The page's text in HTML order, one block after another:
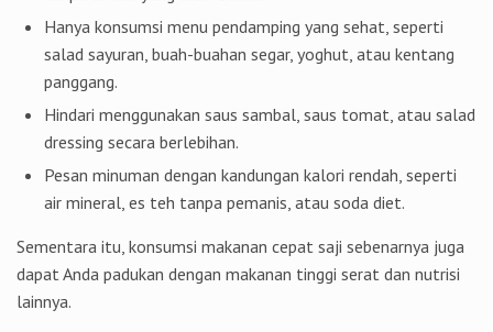
Hanya konsumsi menu pendamping yang sehat, seperti
salad sayuran, buah-buahan segar, yoghut, atau kentang
panggang.
Hindari menggunakan saus sambal, saus tomat, atau salad
dressing secara berlebihan.
Pesan minuman dengan kandungan kalori rendah, seperti
air mineral, es teh tanpa pemanis, atau soda diet.
Sementara itu, konsumsi makanan cepat saji sebenarnya juga
dapat Anda padukan dengan makanan tinggi serat dan nutrisi
lainnya.